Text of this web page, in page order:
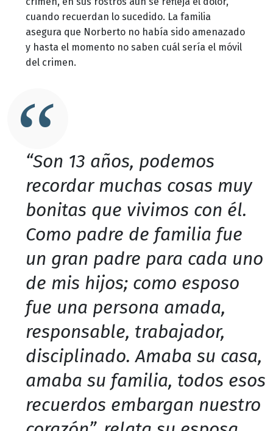
cuando recuerdan lo sucedido. La familia
asegura que Norberto no había sido amenazado
y hasta el momento no saben cuál sería el móvil
del crimen.
“Son 13 años, podemos
recordar muchas cosas muy
bonitas que vivimos con él.
Como padre de familia fue
un gran padre para cada uno
de mis hijos; como esposo
fue una persona amada,
responsable, trabajador,
disciplinado. Amaba su casa,
amaba su familia, todos esos
recuerdos embargan nuestro